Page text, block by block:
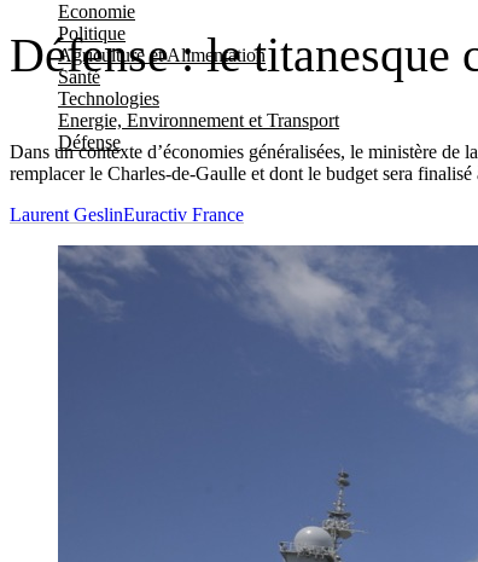
Economie
Politique
Agriculture et Alimentation
Santé
Technologies
Energie, Environnement et Transport
Défense
Défense : le titanesque
Dans un contexte d’économies généralisées, le ministère
remplacer le Charles-de-Gaulle et dont le budget sera finalisé
Laurent GeslinEuractiv France